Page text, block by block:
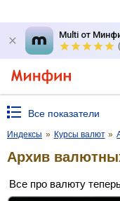
Multi от
Все показатели
Индексы » Курсы валют »
Архив
Все про валюту